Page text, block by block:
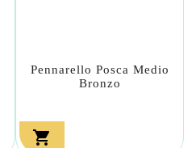
Pennarello Posca Medio
Bronzo
